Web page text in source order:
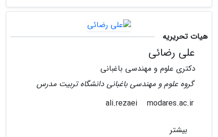
هیات تحریریه
علی رضائی
دکتری علوم و مهندسی باغبانی
گروه علوم و مهندسی باغبانی دانشگاه تربیت مدرس
modares.ac.ir
بیشتر